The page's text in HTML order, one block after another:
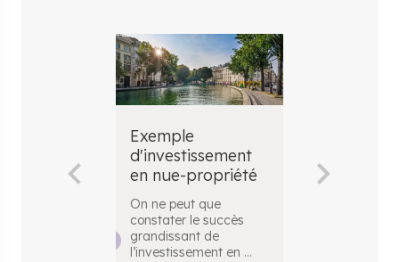
Exemple
d'investissement
en nue-propriété
On ne peut que
constater le succès
grandissant de
l’investissement en ...
La SCPI, qui